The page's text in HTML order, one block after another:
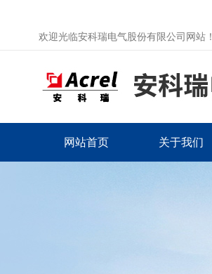
欢迎光临安科瑞电气股份有限公司网站！
网站首页 关于我们